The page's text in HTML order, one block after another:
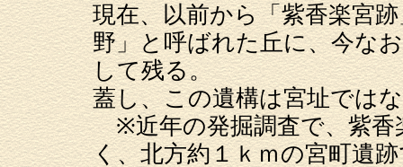
現在、以前から「紫香楽宮
野」と呼ばれた丘に、今な
して残る。
蓋し、この遺構は宮址では
※近年の発掘調査で、紫香
く、北方約１ｋｍの宮町遺